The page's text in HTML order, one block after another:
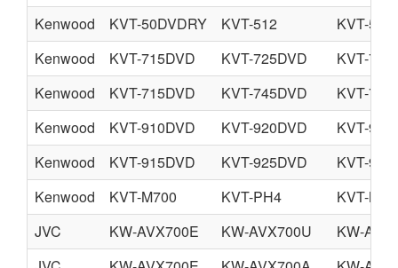
Kenwood
KVT-50DVDRY KVT-512
KVT-
Kenwood
KVT-715DVD KVT-725DVD
KVT-
Kenwood
KVT-715DVD KVT-745DVD
KVT-
Kenwood
KVT-910DVD KVT-920DVD
KVT-
Kenwood
KVT-915DVD KVT-925DVD
KVT-
Kenwood
KVT-M700 KVT-PH4
KVT-
JVC
KW-AVX700E KW-AVX700U
KW-